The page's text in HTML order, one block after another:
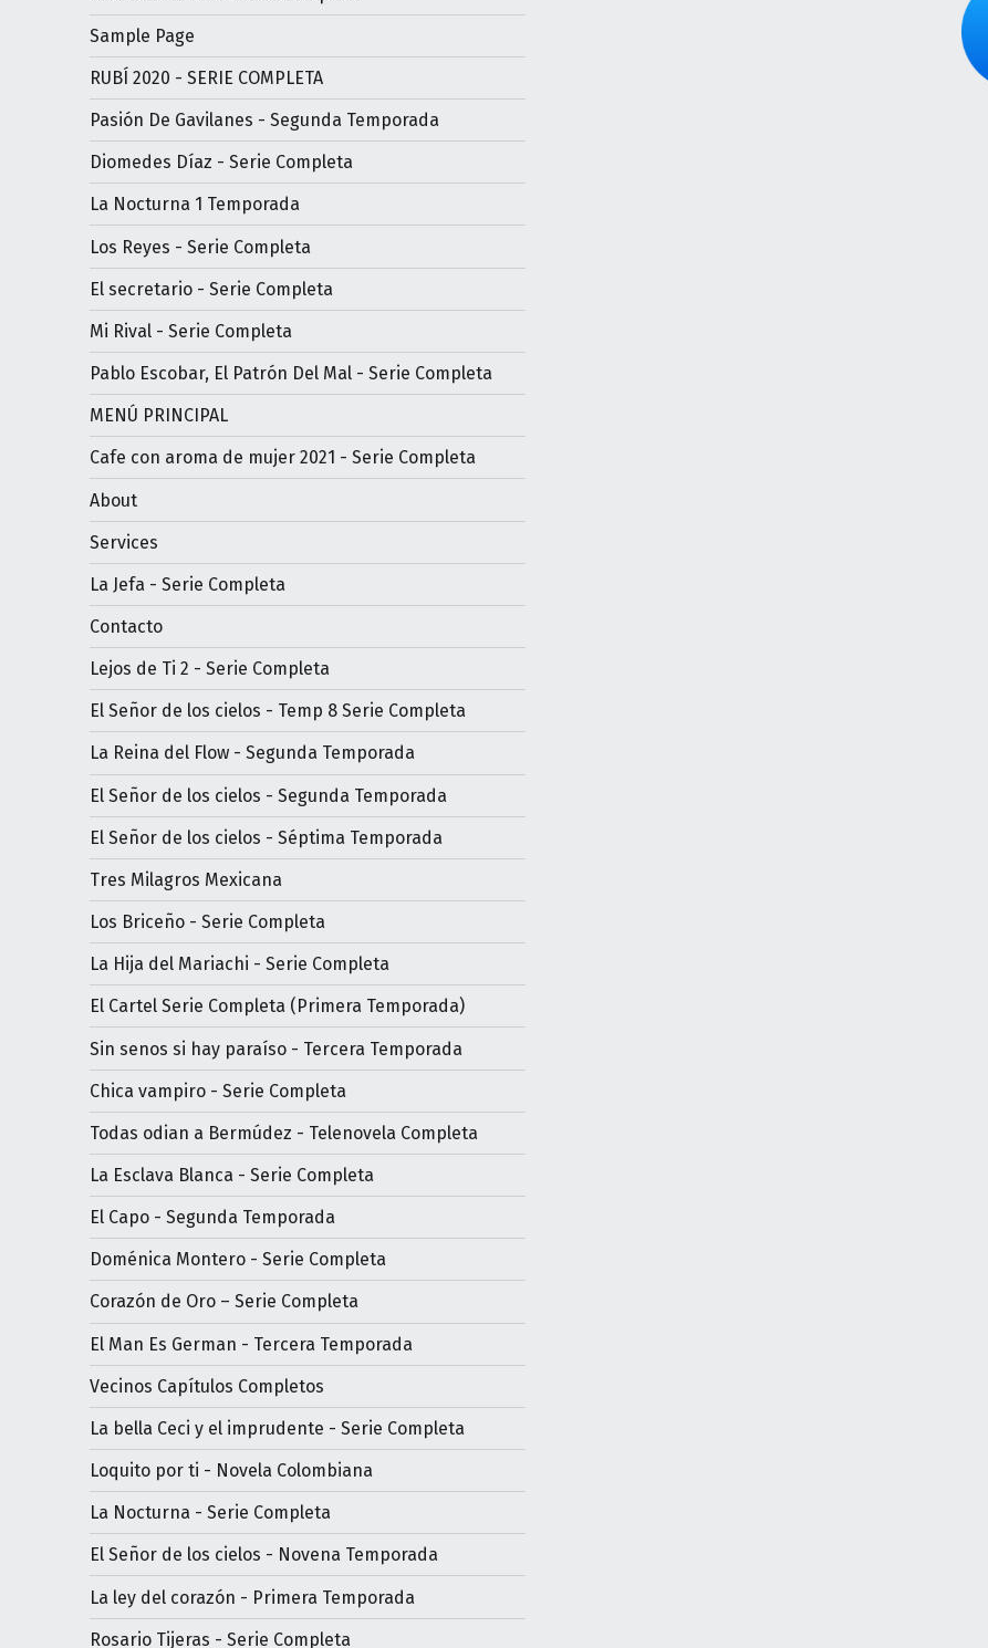
Sample Page
RUBÍ 2020 - SERIE COMPLETA
Pasión De Gavilanes - Segunda Temporada
Diomedes Díaz - Serie Completa
La Nocturna 1 Temporada
Los Reyes - Serie Completa
El secretario - Serie Completa
Mi Rival - Serie Completa
Pablo Escobar, El Patrón Del Mal - Serie Completa
MENÚ PRINCIPAL
Cafe con aroma de mujer 2021 - Serie Completa
About
Services
La Jefa - Serie Completa
Contacto
Lejos de Ti 2 - Serie Completa
El Señor de los cielos - Temp 8 Serie Completa
La Reina del Flow - Segunda Temporada
El Señor de los cielos - Segunda Temporada
El Señor de los cielos - Séptima Temporada
Tres Milagros Mexicana
Los Briceño - Serie Completa
La Hija del Mariachi - Serie Completa
El Cartel Serie Completa (Primera Temporada)
Sin senos si hay paraíso - Tercera Temporada
Chica vampiro - Serie Completa
Todas odian a Bermúdez - Telenovela Completa
La Esclava Blanca - Serie Completa
El Capo - Segunda Temporada
Doménica Montero - Serie Completa
Corazón de Oro – Serie Completa
El Man Es German - Tercera Temporada
Vecinos Capítulos Completos
La bella Ceci y el imprudente - Serie Completa
Loquito por ti - Novela Colombiana
La Nocturna - Serie Completa
El Señor de los cielos - Novena Temporada
La ley del corazón - Primera Temporada
Rosario Tijeras - Serie Completa